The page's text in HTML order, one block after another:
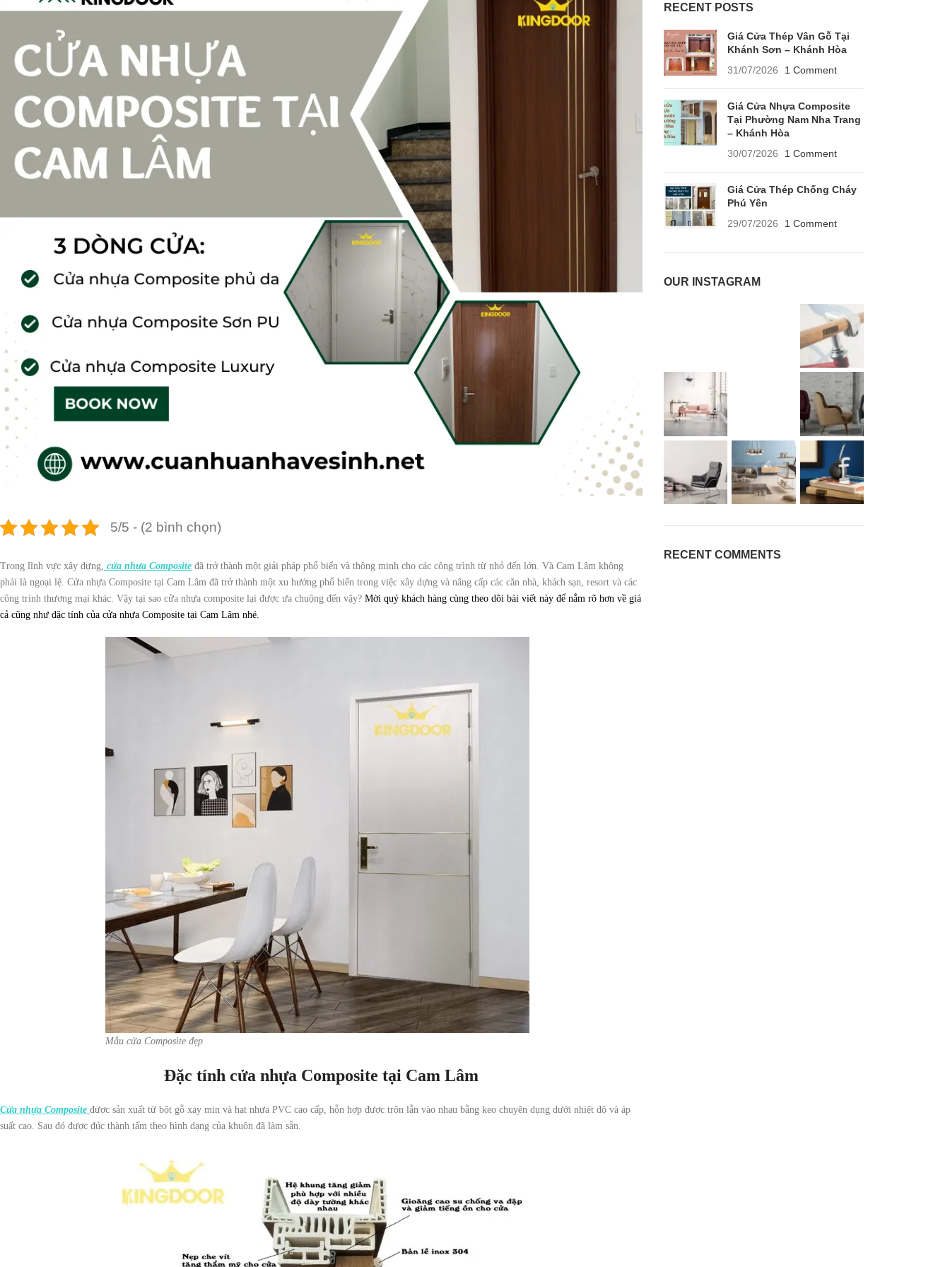
5/5 - (2 bình chọn)
Trong lĩnh vực xây dựng, cửa nhựa Composite đã trở thành một giải pháp phổ biến và thông minh cho các công trình từ nhỏ đến lớn. Và Cam Lâm không
phải là ngoại lệ. Cửa nhựa Composite tại Cam Lâm đã trở thành một xu hướng phổ biến trong việc xây dựng và nâng cấp các căn nhà, khách sạn, resort và các
công trình thương mại khác. Vậy tại sao cửa nhựa composite lại được ưa chuộng đến vậy? Mời quý khách hàng cùng theo dõi bài viết này để nắm rõ hơn về giá
cả cũng như đặc tính của cửa nhựa Composite tại Cam Lâm nhé.
Mẫu cửa Composite đẹp
Đặc tính cửa nhựa Composite tại Cam Lâm
Cửa nhựa Composite được sản xuất từ bột gỗ xay mịn và hạt nhựa PVC cao cấp, hỗn hợp được trộn lẫn vào nhau bằng keo chuyên dụng dưới nhiệt độ và áp
suất cao. Sau đó được đúc thành tấm theo hình dạng của khuôn đã làm sẵn.
RECENT POSTS
Giá Cửa Thép Vân Gỗ Tại
Khánh Sơn – Khánh Hòa
31/07/2026
1 Comment
Giá Cửa Nhựa Composite
Tại Phường Nam Nha Trang
– Khánh Hòa
30/07/2026
1 Comment
Giá Cửa Thép Chống Cháy
Phú Yên
29/07/2026
1 Comment
OUR INSTAGRAM
RECENT COMMENTS